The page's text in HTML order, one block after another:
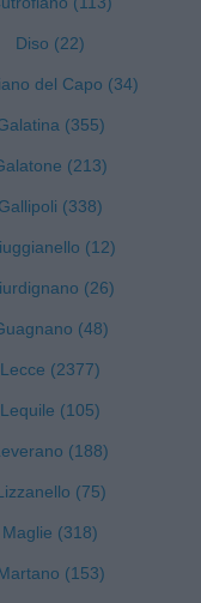
Diso (22)
del Capo (34)
(355)
(213)
Gallipoli (338)
(12)
(26)
(48)
Lecce (2377)
Lequile (105)
(188)
(75)
Maglie (318)
(153)